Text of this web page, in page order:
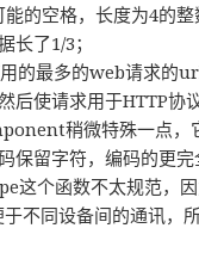
的空格，长度为4的
长了1/3；
的最多的web请求的
后使请求用于HTTP协
稍微特殊一点，
保留字符，编码的更完
这个函数不太规范，
不同设备间的通讯，